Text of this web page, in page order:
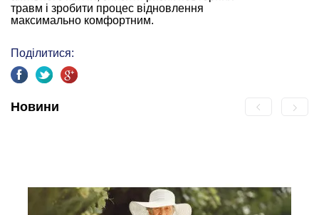
травм і зробити процес відновлення
максимально комфортним.
Поділитися:
Новини